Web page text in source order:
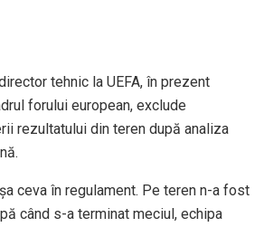
tehnic la UEFA, în prezent
forului european, exclude
rezultatului din teren după analiza
ceva în regulament. Pe teren n-a fost
când s-a terminat meciul, echipa